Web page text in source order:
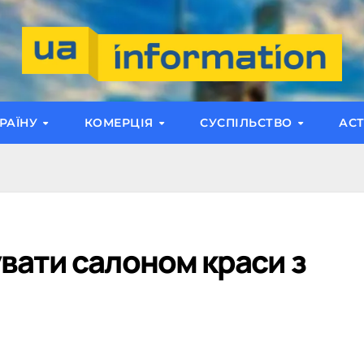
КОМЕРЦІЯ СУСПІЛЬСТВО
салоном краси з